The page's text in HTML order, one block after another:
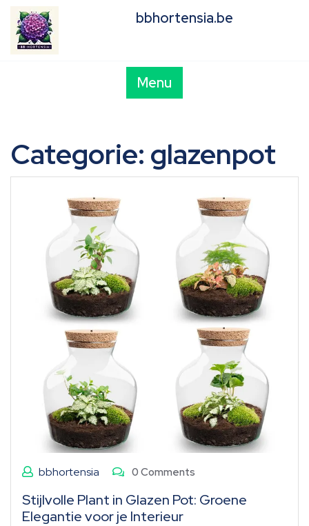
content
bbhortensia.be
Menu
Categorie: glazenpot
bbhortensia 0 Comments
Stijlvolle Plant in Glazen Pot: Groene
Elegantie voor je Interieur